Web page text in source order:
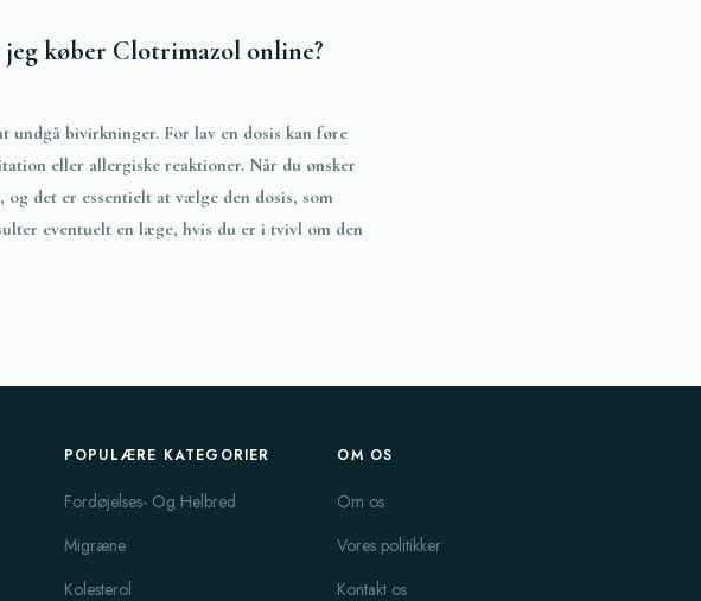
køber Clotrimazol online?
undgå bivirkninger. For lav en dosis kan føre
eller allergiske reaktioner. Når du ønsker
det er essentielt at vælge den dosis, som
eventuelt en læge, hvis du er i tvivl om den
POPULÆRE KATEGORIER
Fordøjelses- Og Helbred
Migræne
Kolesterol
OM OS
Om os
Vores politikker
Kontakt os